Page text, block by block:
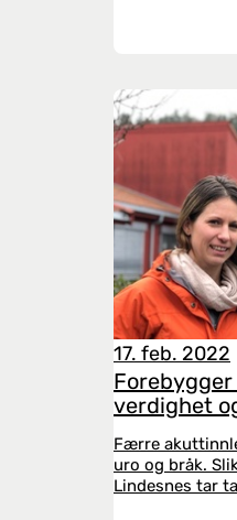
17. feb. 2022
verdighet
Færre
uro og bråk.
Lindesnes tar